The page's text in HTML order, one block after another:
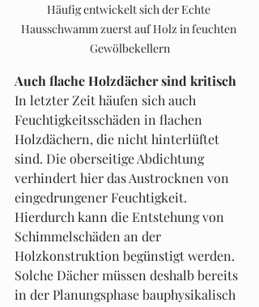
Häufig entwickelt sich der Echte
Hausschwamm zuerst auf Holz in feuchten
Gewölbekellern
Auch flache Holzdächer sind kritisch
In letzter Zeit häufen sich auch
Feuchtigkeitsschäden in flachen
Holzdächern, die nicht hinterlüftet
sind. Die oberseitige Abdichtung
verhindert hier das Austrocknen von
eingedrungener Feuchtigkeit.
Hierdurch kann die Entstehung von
Schimmelschäden an der
Holzkonstruktion begünstigt werden.
Solche Dächer müssen deshalb bereits
in der Planungsphase bauphysikalisch